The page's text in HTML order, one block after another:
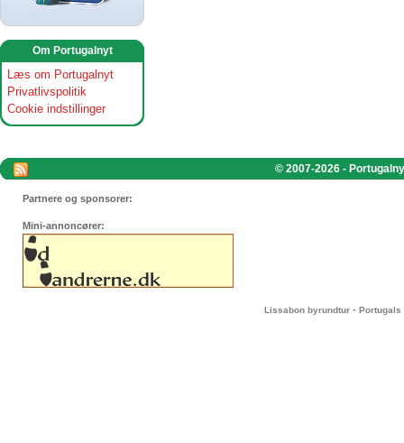
Om Portugalnyt
Læs om Portugalnyt
Privatlivspolitik
Cookie indstillinger
© 2007-2026 -
Partnere og sponsorer:
Mini-annoncører:
Lissabon byrundtur - Portugals